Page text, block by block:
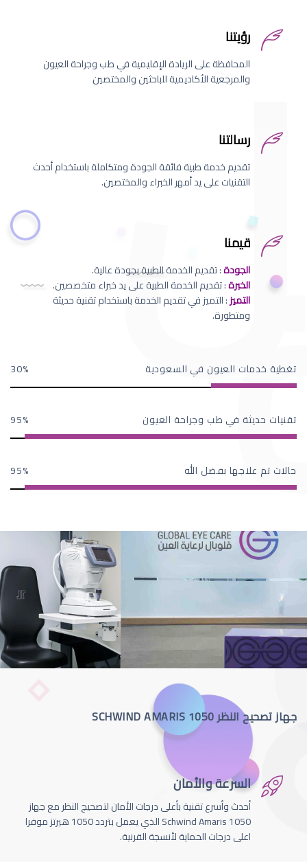
رؤيتنا
المحافظة على الريادة الإقليمية في طب وجراحة العيون
والمرجعية الأكاديمية للباحثين والمختصين
رسالتنا
تقديم خدمة طبية فائقة الجودة ومتكاملة باستخدام أحدث
التقنيات على يد أمهر الخبراء والمختصين.
قيمنا
الجودة: تقديم الخدمة الطبية بجودة عالية.
الخبرة: تقديم الخدمة الطبية على يد خبراء متخصصين.
التميز: التميز في تقديم الخدمة باستخدام تقنية حديثة
ومتطورة.
تغطية خدمات العيون في السعودية 30
تقنيات حديثة في طب وجراحة العيون 95
حالات تم علاجها بفضل الله 95
جهاز تصحيح النظر SCHWIND AMARIS 1050
السرعة والأمان
أحدث وأسرع تقنية بأعلى درجات الأمان لتصحيج النظر مع جهاز
Schwind Amaris 1050 الذي يعمل بتردد 1050 هيرتز موفرا
اعلى درجات الحماية لأنسجة القرنية.